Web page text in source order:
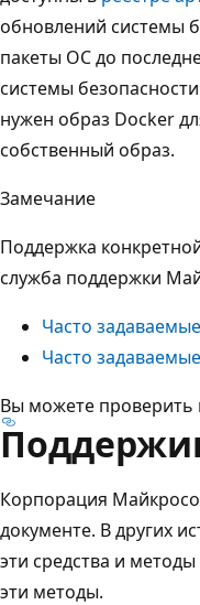
обновлений системы
пакеты ОС до
системы
нужен образ Docker
собственный образ.
Замечание
Поддержка
служба поддержки
Часто
Часто
Вы можете проверить
Корпорация
документе. В других
эти средства и
эти методы.